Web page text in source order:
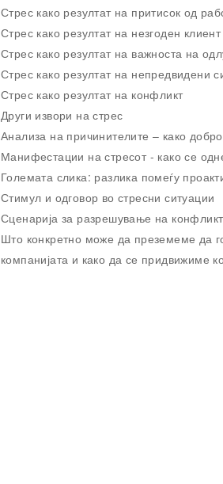
Стрес како резултат на притисок од
Стрес како резултат на незгоден клиент
Стрес како резултат на важноста на
Стрес како резултат на непредвидени
Стрес како резултат на конфликт
Други извори на стрес
Анализа на причинителите – како
Манифестации на стресот - како се
Големата слика: разлика помеѓу
Стимул и одговор во стресни ситуации
Сценарија за разрешување на
Што конкретно може да преземеме да
компанијата и како да се придвижиме